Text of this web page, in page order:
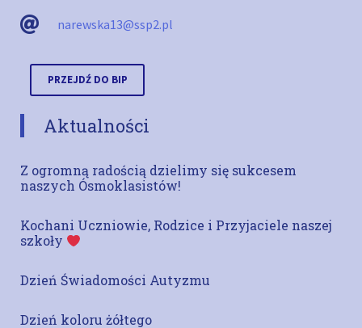
narewska13@ssp2.pl
PRZEJDŹ DO BIP
Aktualności
Z ogromną radością dzielimy się sukcesem
naszych Ósmoklasistów!
Kochani Uczniowie, Rodzice i Przyjaciele naszej
szkoły
Dzień Świadomości Autyzmu
Dzień koloru żółtego